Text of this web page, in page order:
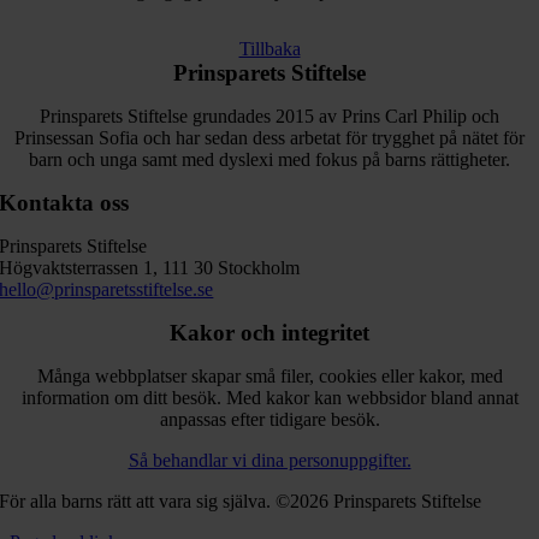
Tillbaka
Prinsparets Stiftelse
Prinsparets Stiftelse grundades 2015 av Prins Carl Philip och
Prinsessan Sofia och har sedan dess arbetat för trygghet på nätet för
barn och unga samt med dyslexi med fokus på barns rättigheter.
Kontakta oss
Prinsparets Stiftelse
Högvaktsterrassen 1, 111 30 Stockholm
hello@prinsparetsstiftelse.se
Kakor och integritet
Många webbplatser skapar små filer, cookies eller kakor, med
information om ditt besök. Med kakor kan webbsidor bland annat
anpassas efter tidigare besök.
Så behandlar vi dina personuppgifter.
För alla barns rätt att vara sig själva. ©2026 Prinsparets Stiftelse